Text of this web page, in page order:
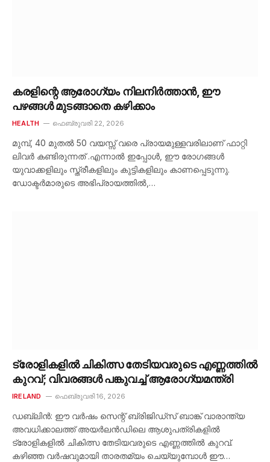
കരളിന്റെ ആരോഗ്യം നിലനിർത്താൻ, ഈ
പഴങ്ങൾ മുടങ്ങാതെ കഴിക്കാം
HEALTH ഫെബ്രുവരി 22, 2026
മുമ്പ്, 40 മുതൽ 50 വയസ്സ് വരെ പ്രായമുള്ളവരിലാണ് ഫാറ്റി
ലിവർ കണ്ടിരുന്നത് .എന്നാൽ ഇപ്പോൾ, ഈ രോഗങ്ങൾ
യുവാക്കളിലും സ്ത്രീകളിലും കുട്ടികളിലും കാണപ്പെടുന്നു.
ഡോക്ടർമാരുടെ അഭിപ്രായത്തിൽ,…
ട്രോളികളിൽ ചികിത്സ തേടിയവരുടെ എണ്ണത്തിൽ
കുറവ്; വിവരങ്ങൾ പങ്കുവച്ച് ആരോഗ്യമന്ത്രി
IRELAND ഫെബ്രുവരി 16, 2026
ഡബ്ലിൻ: ഈ വർഷം സെന്റ് ബ്രിജിഡ്‌സ് ബാങ്ക് വാരാന്ത്യ
അവധിക്കാലത്ത് അയർലൻഡിലെ ആശുപത്രികളിൽ
ട്രോളികളിൽ ചികിത്സ തേടിയവരുടെ എണ്ണത്തിൽ കുറവ്.
കഴിഞ്ഞ വർഷവുമായി താരതമ്യം ചെയ്യുമ്പോൾ ഈ…